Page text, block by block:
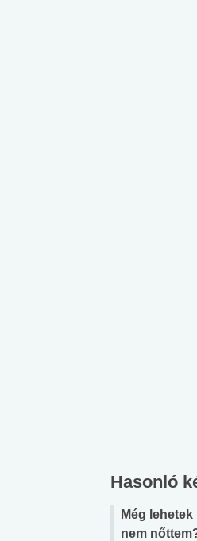
Hasonló
Még
nem